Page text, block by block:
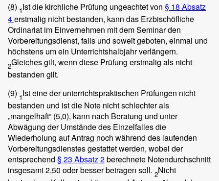
(8) 1Ist die kirchliche Prüfung ungeachtet von § 18 Absatz
4erstmalig nicht bestanden, kann das Erzbischöfliche
Ordinariat im Einvernehmen mit dem Seminar den
Vorbereitungsdienst, falls und soweit geboten, einmal und
höchstens um ein Unterrichtshalbjahr verlängern.
2Gleiches gilt, wenn diese Prüfung erstmalig als nicht
bestanden gilt.
(9) 1Ist eine der unterrichtspraktischen Prüfungen nicht
bestanden und ist die Note nicht schlechter als
„mangelhaft“ (5,0), kann nach Beratung und unter
Abwägung der Umstände des Einzelfalles die
Wiederholung auf Antrag noch während des laufenden
Vorbereitungsdienstes gestattet werden, wobei der
entsprechend § 23 Absatz 2berechnete Notendurchschnitt
insgesamt 2,50 oder besser betragen soll. 2Nicht